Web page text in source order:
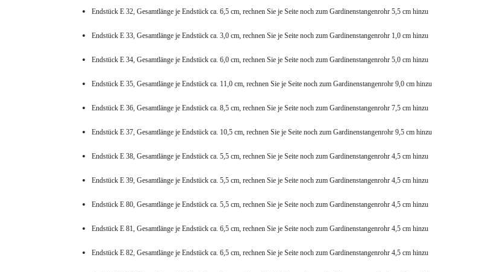
Endstück E 32, Gesamtlänge je Endstück ca. 6,5 cm, rechnen Sie je Seite noch zum Gardinenstangenrohr 5,5 cm hinzu
Endstück E 33, Gesamtlänge je Endstück ca. 3,0 cm, rechnen Sie je Seite noch zum Gardinenstangenrohr 1,0 cm hinzu
Endstück E 34, Gesamtlänge je Endstück ca. 6,0 cm, rechnen Sie je Seite noch zum Gardinenstangenrohr 5,0 cm hinzu
Endstück E 35, Gesamtlänge je Endstück ca. 11,0 cm, rechnen Sie je Seite noch zum Gardinenstangenrohr 9,0 cm hinzu
Endstück E 36, Gesamtlänge je Endstück ca. 8,5 cm, rechnen Sie je Seite noch zum Gardinenstangenrohr 7,5 cm hinzu
Endstück E 37, Gesamtlänge je Endstück ca. 10,5 cm, rechnen Sie je Seite noch zum Gardinenstangenrohr 9,5 cm hinzu
Endstück E 38, Gesamtlänge je Endstück ca. 5,5 cm, rechnen Sie je Seite noch zum Gardinenstangenrohr 4,5 cm hinzu
Endstück E 39, Gesamtlänge je Endstück ca. 5,5 cm, rechnen Sie je Seite noch zum Gardinenstangenrohr 4,5 cm hinzu
Endstück E 80, Gesamtlänge je Endstück ca. 5,5 cm, rechnen Sie je Seite noch zum Gardinenstangenrohr 4,5 cm hinzu
Endstück E 81, Gesamtlänge je Endstück ca. 6,5 cm, rechnen Sie je Seite noch zum Gardinenstangenrohr 4,5 cm hinzu
Endstück E 82, Gesamtlänge je Endstück ca. 6,5 cm, rechnen Sie je Seite noch zum Gardinenstangenrohr 4,5 cm hinzu